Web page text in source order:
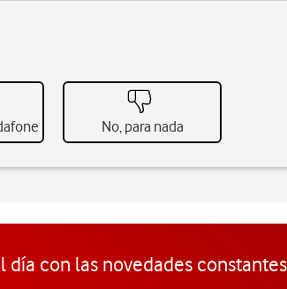
No, para nada
día con las novedades